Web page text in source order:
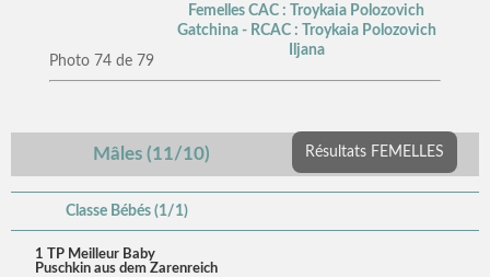
Photo 74 de 79
Femelles CAC : Troykaia Polozovich
Gatchina - RCAC : Troykaia Polozovich
Iljana
Mâles (11/10) Résultats FEMELLES
Classe Bébés (1/1)
1 TP Meilleur Baby
Puschkin aus dem Zarenreich